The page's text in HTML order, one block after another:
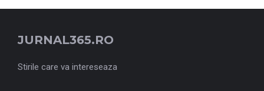
JURNAL365.RO
Stirile care va intereseaza